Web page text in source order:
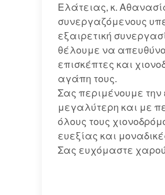
Ελάτειας, κ.
συνεργαζόμενους
εξαιρετική
θέλουμε να
επισκέπτες και
αγάπη τους.
Σας περιμένουμε την
μεγαλύτερη και με
όλους τους
ευεξίας και
Σας ευχόμαστε